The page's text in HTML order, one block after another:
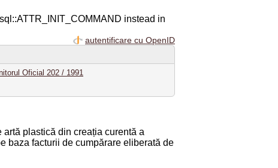
instead in
autentificare cu OpenID
Oficial 202 / 1991
plastică din creația curentă a
baza facturii de cumpărare eliberată de